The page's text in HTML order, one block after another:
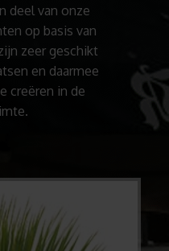
deel van onze
op basis van
zeer geschikt
en daarmee
creëren in de